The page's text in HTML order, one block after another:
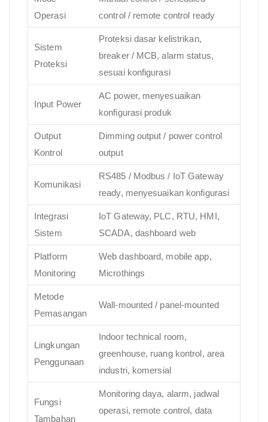
Operasi
control / remote control ready
Sistem
Proteksi
Proteksi dasar kelistrikan,
breaker / MCB, alarm status,
sesuai konfigurasi
Input Power
AC power, menyesuaikan
konfigurasi produk
Output
Kontrol
Dimming output / power control
output
Komunikasi
RS485 / Modbus / IoT Gateway
ready, menyesuaikan konfigurasi
Integrasi
Sistem
IoT Gateway, PLC, RTU, HMI,
SCADA, dashboard web
Platform
Monitoring
Web dashboard, mobile app,
Microthings
Metode
Pemasangan
Wall-mounted / panel-mounted
Lingkungan
Penggunaan
Indoor technical room,
greenhouse, ruang kontrol, area
industri, komersial
Fungsi
Tambahan
Monitoring daya, alarm, jadwal
operasi, remote control, data